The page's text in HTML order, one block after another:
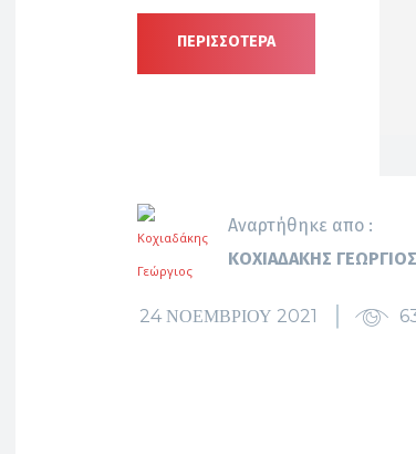
ΠΕΡΙΣΣΟΤΕΡΑ
Αναρτήθηκε απο :
ΚΟΧΙΑΔΆΚΗΣ ΓΕΏΡΓΙΟΣ
24 ΝΟΕΜΒΡΊΟΥ 2021